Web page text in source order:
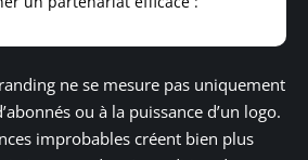
ne se mesure pas uniquement
ou à la puissance d’un logo.
improbables créent bien plus